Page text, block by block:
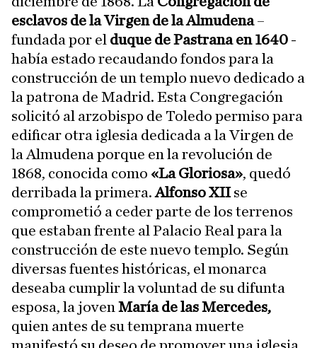
esclavos de la Virgen de la Almudena–
fundada por el duque de Pastrana en 1640 -
había estado recaudando fondos para la
construcción de un templo nuevo dedicado a
la patrona de Madrid. Esta Congregación
solicitó al arzobispo de Toledo permiso para
edificar otra iglesia dedicada a la Virgen de
la Almudena porque en la revolución de
1868, conocida como «La Gloriosa», quedó
derribada la primera.Alfonso XIIse
comprometió a ceder parte de los terrenos
que estaban frente al Palacio Real para la
construcción de este nuevo templo. Según
diversas fuentes históricas, el monarca
deseaba cumplir la voluntad de su difunta
esposa, la joven María de las Mercedes,
quien antes de su temprana muerte